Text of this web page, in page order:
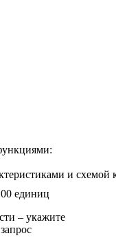
и схемой
единиц
– укажите